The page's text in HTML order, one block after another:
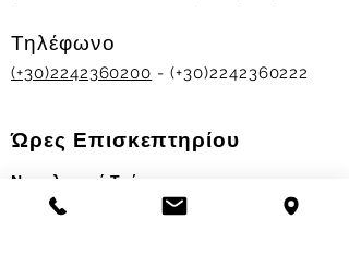
Τηλέφωνο
(+30)2242360200 - (+30)2242360222
Ώρες Επισκεπτηρίου
Νοσηλευτικά Τμήματα
Χειμερινό ωράριο: 11.00-13.00
17.30-19.30